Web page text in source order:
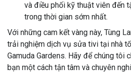
và điều phối kỹ thuật viên đến
trong thời gian sớm nhất.
Với những cam kết vàng này, Tùng
trải nghiệm dịch vụ sửa tivi tại nhà
Gamuda Gardens. Hãy để chúng tôi
bạn một cách tận tâm và chuyên